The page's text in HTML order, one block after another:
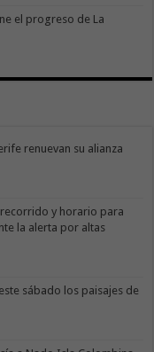
el progreso de La
renuevan su alianza
recorrido y horario para
la alerta por altas
sábado los paisajes de